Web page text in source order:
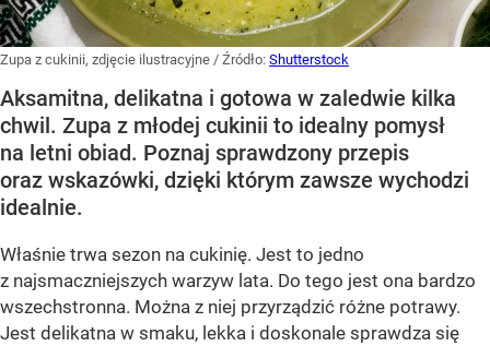
Zupa z cukinii, zdjęcie ilustracyjne / Źródło: Shutterstock
Aksamitna, delikatna i gotowa w zaledwie kilka
chwil. Zupa z młodej cukinii to idealny pomysł
na letni obiad. Poznaj sprawdzony przepis
oraz wskazówki, dzięki którym zawsze wychodzi
idealnie.
Właśnie trwa sezon na cukinię. Jest to jedno
z najsmaczniejszych warzyw lata. Do tego jest ona bardzo
wszechstronna. Można z niej przyrządzić różne potrawy.
Jest delikatna w smaku, lekka i doskonale sprawdza się